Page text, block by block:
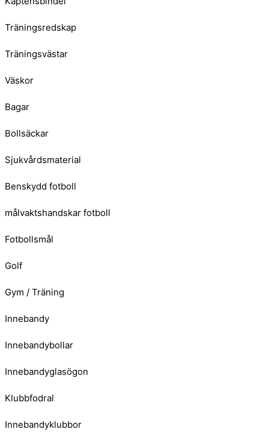
Träningsredskap
Träningsvästar
Väskor
Bagar
Bollsäckar
Sjukvårdsmaterial
Benskydd fotboll
målvaktshandskar fotboll
Fotbollsmål
Golf
Gym / Träning
Innebandy
Innebandybollar
Innebandyglasögon
Klubbfodral
Innebandyklubbor